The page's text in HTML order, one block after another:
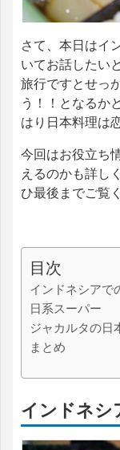
さて、本日はイ
いてお話したい
旅行ですとせっ
う！！となるか
はり日本料理は
今回はお役立ち
えるのかも詳し
ひ最後までご覧
目次
インドネシアで
日系スーパー
ジャカルタの日
まとめ
インドネシ